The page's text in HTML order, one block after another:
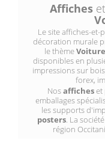
Affiches et
Le site affiches-et-
décoration murale
le thème
disponibles en
impressions sur
forex,
Nosafficheset
emballages
les supports
posters. La société
région